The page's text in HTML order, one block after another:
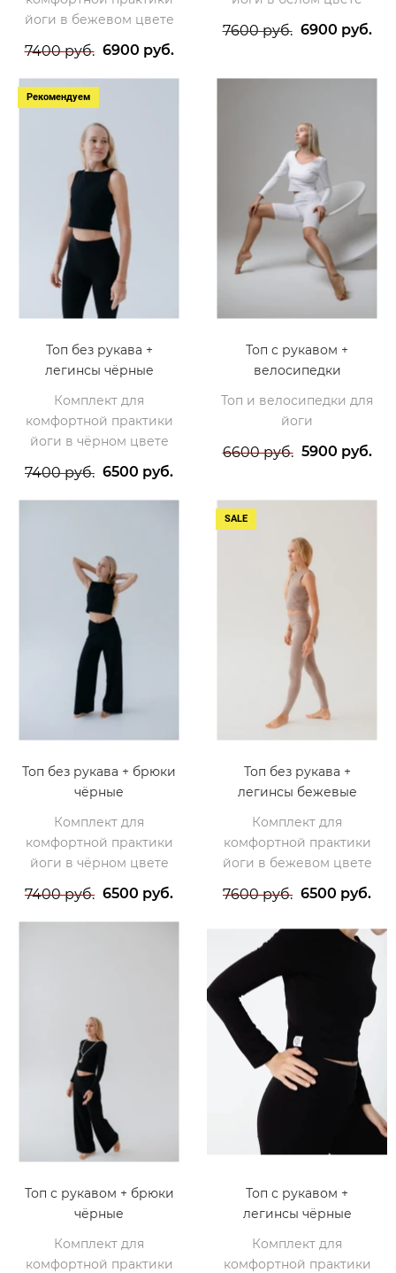
йоги в бежевом цвете
7400 руб. 6900 руб.
7600 руб. 6900 руб.
Рекомендуем
Топ без рукава +
легинсы чёрные
Комплект для
комфортной практики
йоги в чёрном цвете
7400 руб. 6500 руб.
Топ с рукавом +
велосипедки
Топ и велосипедки для
йоги
6600 руб. 5900 руб.
Топ без рукава + брюки
чёрные
Комплект для
комфортной практики
йоги в чёрном цвете
7400 руб. 6500 руб.
SALE
Топ без рукава +
легинсы бежевые
Комплект для
комфортной практики
йоги в бежевом цвете
7600 руб. 6500 руб.
Топ с рукавом + брюки
чёрные
Комплект для
комфортной практики
Топ с рукавом +
легинсы чёрные
Комплект для
комфортной практики